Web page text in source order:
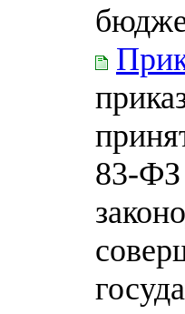
83-ФЗ